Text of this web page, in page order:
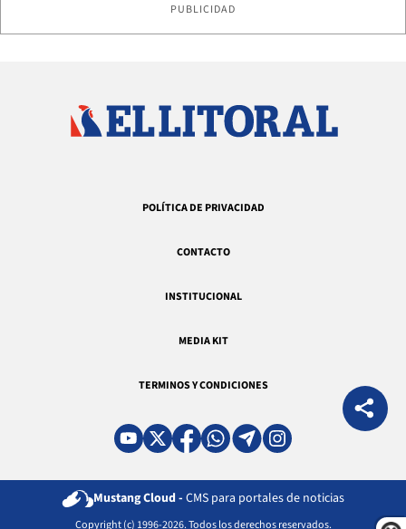
PUBLICIDAD
POLÍTICA DE PRIVACIDAD
CONTACTO
INSTITUCIONAL
MEDIA KIT
TERMINOS Y CONDICIONES
Mustang Cloud - CMS para portales de noticias
Copyright (c) 1996-2026. Todos los derechos reservados.